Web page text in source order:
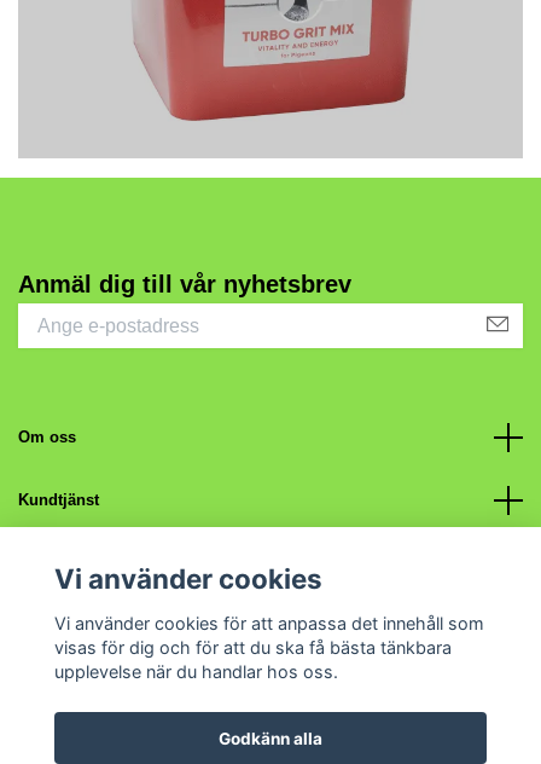
Anmäl dig till vår nyhetsbrev
Om oss
Kundtjänst
Sociala medier
Vi använder cookies
Vi använder cookies för att anpassa det innehåll som
visas för dig och för att du ska få bästa tänkbara
upplevelse när du handlar hos oss.
Godkänn alla